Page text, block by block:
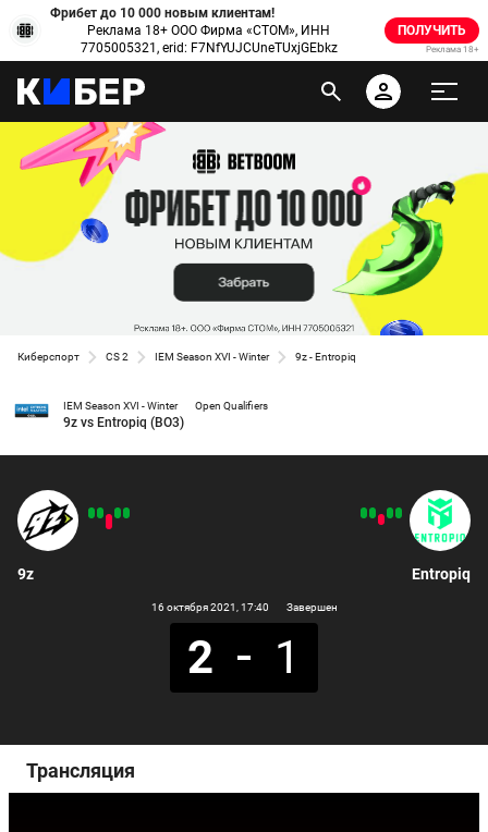
Фрибет до 10 000 новым клиентам!
Реклама 18+ ООО Фирма «СТОМ», ИНН
7705005321, erid: F7NfYUJCUneTUxjGEbkz
ПОЛУЧИТЬ
Реклама 18+
Киберспорт CS 2 IEM Season XVI - Winter 9z - Entropiq
IEM Season XVI - Winter Open Qualifiers
9z vs Entropiq (BO3)
9z
16 октября 2021 , 17:40 Завершен
2 1
Entropiq
Трансляция